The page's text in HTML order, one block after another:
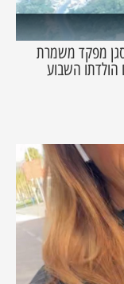
מפקד משמרת
השבוע